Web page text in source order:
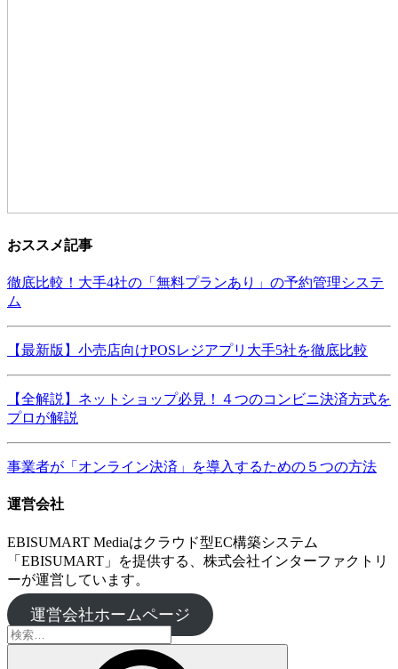
おススメ記事
徹底比較！大手4社の「無料プランあり」の予約管理システ
ム
【最新版】小売店向けPOSレジアプリ大手5社を徹底比較
【全解説】ネットショップ必見！４つのコンビニ決済方式を
プロが解説
事業者が「オンライン決済」を導入するための５つの方法
運営会社
EBISUMART Mediaはクラウド型EC構築システム
「EBISUMART」を提供する、株式会社インターファクトリ
ーが運営しています。
運営会社ホームページ
検
索: